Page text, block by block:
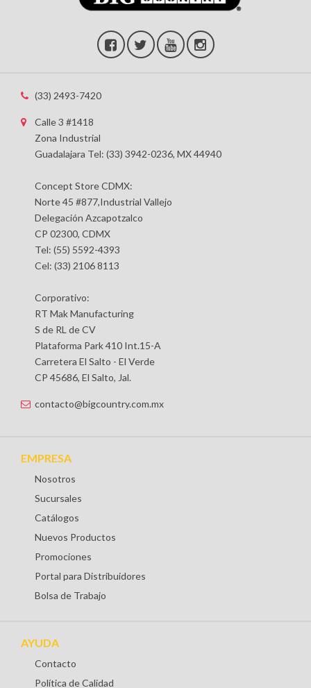
(33) 2493-7420
Calle 3 #1418
Zona Industrial
Guadalajara Tel: (33) 3942-0236, MX 44940
Concept Store CDMX:
Norte 45 #877,Industrial Vallejo
Delegación Azcapotzalco
CP 02300, CDMX
Tel: (55) 5592-4393
Cel: (33) 2106 8113
Corporativo:
RT Mak Manufacturing
S de RL de CV
Plataforma Park 410 Int.15-A
Carretera El Salto - El Verde
CP 45686, El Salto, Jal.
contacto@bigcountry.com.mx
EMPRESA
Nosotros
Sucursales
Catálogos
Nuevos Productos
Promociones
Portal para Distribuidores
Bolsa de Trabajo
AYUDA
Contacto
Política de Calidad